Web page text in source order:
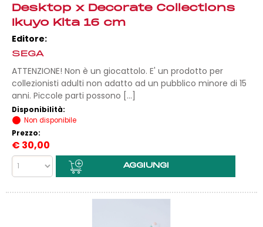
Desktop x Decorate Collections
Ikuyo Kita 16 cm
Editore:
SEGA
ATTENZIONE! Non è un giocattolo. E' un prodotto per
collezionisti adulti non adatto ad un pubblico minore di 15
anni. Piccole parti possono [...]
Disponibilità:
Non disponibile
Prezzo:
€ 30,00
I colori sono: Navy, Azzurro, Viola, Rosa,
Verde, Fuxia, Giallo, Celeste, Lilla